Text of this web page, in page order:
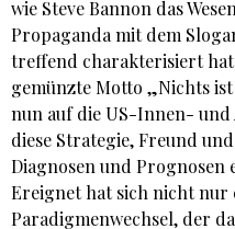
wie Steve Bannon das
Propaganda mit dem
treffend charakterisiert
gemünzte Motto „Nichts
nun auf die US-Innen-
diese Strategie, Freund
Diagnosen und
Ereignet hat sich nicht
Paradigmenwechsel, der